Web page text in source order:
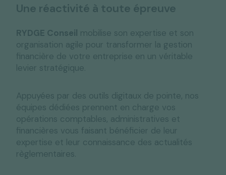
Une réactivité à toute épreuve
RYDGE Conseil mobilise son expertise et son
organisation agile pour transformer la gestion
financière de votre entreprise en un véritable
levier stratégique.
Appuyées par des outils digitaux de pointe, nos
équipes dédiées prennent en charge vos
opérations comptables, administratives et
financières vous faisant bénéficier de leur
expertise et leur connaissance des actualités
règlementaires.